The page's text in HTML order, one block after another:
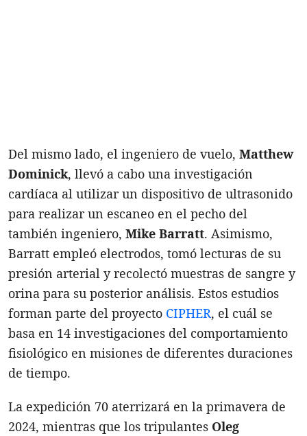
Del mismo lado, el ingeniero de vuelo, Matthew
Dominick, llevó a cabo una investigación
cardíaca al utilizar un dispositivo de ultrasonido
para realizar un escaneo en el pecho del
también ingeniero, Mike Barratt. Asimismo,
Barratt empleó electrodos, tomó lecturas de su
presión arterial y recolectó muestras de sangre y
orina para su posterior análisis. Estos estudios
forman parte del proyecto CIPHER, el cuál se
basa en 14 investigaciones del comportamiento
fisiológico en misiones de diferentes duraciones
de tiempo.
La expedición 70 aterrizará en la primavera de
2024, mientras que los tripulantes Oleg